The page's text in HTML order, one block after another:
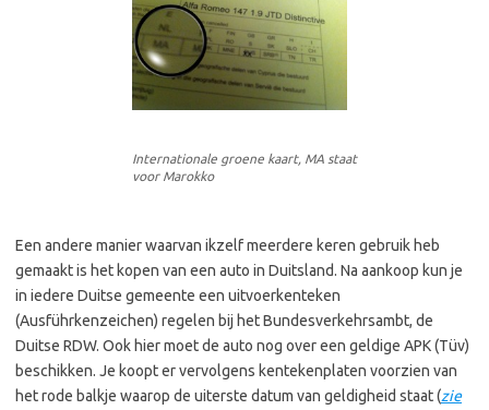
Internationale groene kaart, MA staat
voor Marokko
Een andere manier waarvan ikzelf meerdere keren gebruik heb
gemaakt is het kopen van een auto in Duitsland. Na aankoop kun je
in iedere Duitse gemeente een uitvoerkenteken
(Ausführkenzeichen) regelen bij het Bundesverkehrsambt, de
Duitse RDW. Ook hier moet de auto nog over een geldige APK (Tüv)
beschikken. Je koopt er vervolgens kentekenplaten voorzien van
het rode balkje waarop de uiterste datum van geldigheid staat (zie